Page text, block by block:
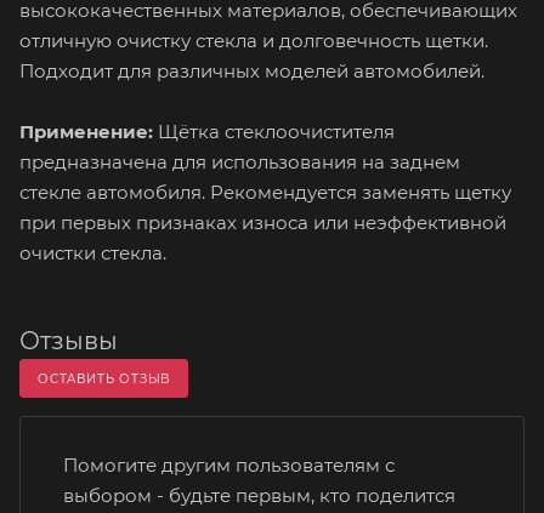
высококачественных материалов, обеспечивающих
отличную очистку стекла и долговечность щетки.
Подходит для различных моделей автомобилей.
Применение: Щётка стеклоочистителя
предназначена для использования на заднем
стекле автомобиля. Рекомендуется заменять щетку
при первых признаках износа или неэффективной
очистки стекла.
Отзывы
ОСТАВИТЬ ОТЗЫВ
Помогите другим пользователям с
выбором - будьте первым, кто поделится